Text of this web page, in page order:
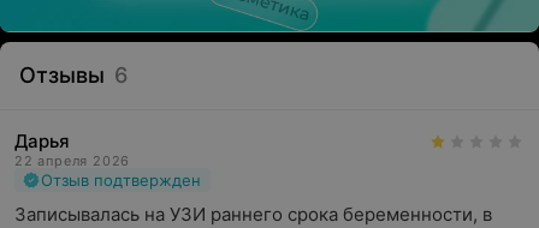
Отзывы 6
Дарья
22 апреля 2026
Отзыв подтвержден
Записывалась на УЗИ раннего срока беременности, в